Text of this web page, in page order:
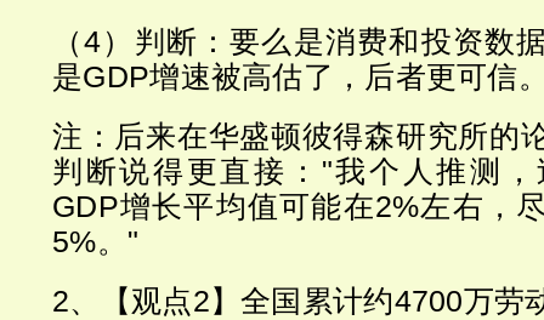
（4）判断：要么是消费和投资数
是GDP增速被高估了，后者更可信
注：后来在华盛顿彼得森研究所的
判断说得更直接："我个人推测
GDP增长平均值可能在2%左右，
5%。"
2、【观点2】全国累计约4700万劳